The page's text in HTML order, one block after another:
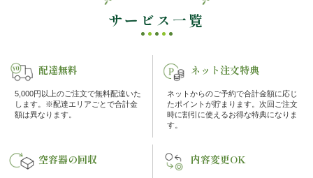
エ
リ
サービス一覧
配達無料
5,000円以上のご注文で無料配達いた
します。※配達エリアごとで合計金
額は異なります。
ネット注文特典
ネットからのご予約で合計金額に応じ
たポイントが貯まります。次回ご注文
時に割引に使えるお得な特典になりま
す。
空容器の回収 内容変更OK